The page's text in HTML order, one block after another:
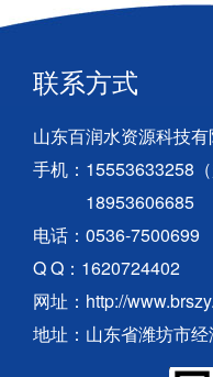
联系方式
山东百润水资源科技有
手机：15553633258（
18953606685
电话：0536-7500699
Q Q：1620724402
网址：http://
地址：山东省潍坊市